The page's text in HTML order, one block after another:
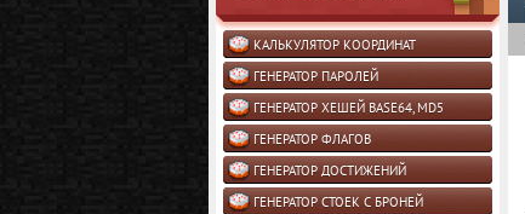
КАЛЬКУЛЯТОР КООРДИНАТ
ГЕНЕРАТОР ПАРОЛЕЙ
ГЕНЕРАТОР ХЕШЕЙ BASE64, MD5
ГЕНЕРАТОР ФЛАГОВ
ГЕНЕРАТОР ДОСТИЖЕНИЙ
ГЕНЕРАТОР СТОЕК С БРОНЕЙ